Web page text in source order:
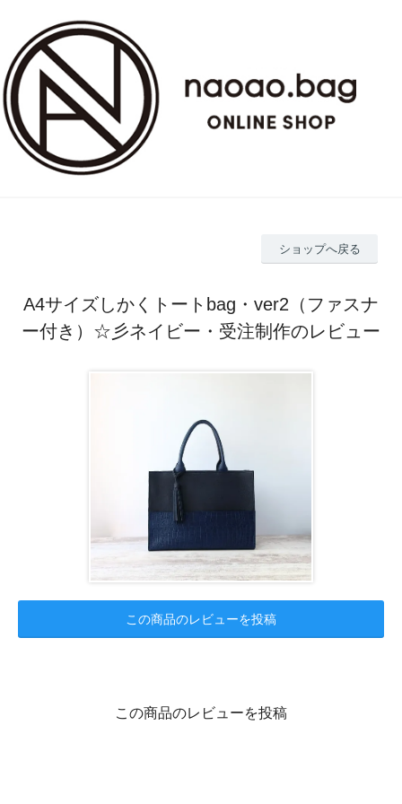
ショップへ戻る
A4サイズしかくトートbag・ver2（ファスナ
ー付き）☆彡ネイビー・受注制作のレビュー
この商品のレビューを投稿
この商品のレビューを投稿